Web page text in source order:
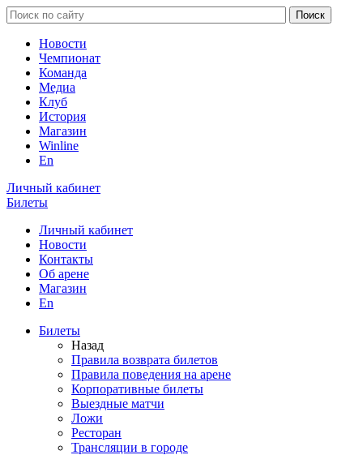
Новости
Чемпионат
Команда
Медиа
Клуб
История
Магазин
Winline
En
Личный кабинет
Билеты
Личный кабинет
Новости
Контакты
Об арене
Магазин
En
Билеты
Назад
Правила возврата билетов
Правила поведения на арене
Корпоративные билеты
Выездные матчи
Ложи
Ресторан
Трансляции в городе